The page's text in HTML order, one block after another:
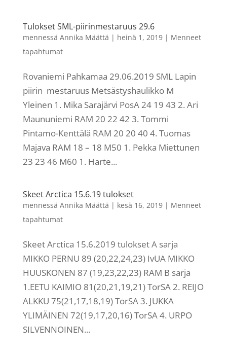
Tulokset SML-piirinmestaruus 29.6
mennessä Annika Määttä | heinä 1, 2019| Menneet
tapahtumat
Rovaniemi Pahkamaa 29.06.2019 SML Lapin
piirin mestaruus Metsästyshaulikko M
Yleinen 1. Mika Sarajärvi PosA 24 19 43 2. Ari
Maununiemi RAM 20 22 42 3. Tommi
Pintamo-Kenttälä RAM 20 20 40 4. Tuomas
Majava RAM 18 – 18 M50 1. Pekka Miettunen
23 23 46 M60 1. Harte...
Skeet Arctica 15.6.19 tulokset
mennessä Annika Määttä | kesä 16, 2019| Menneet
tapahtumat
Skeet Arctica 15.6.2019 tulokset A sarja
MIKKO PERNU 89 (20,22,24,23) IvUA MIKKO
HUUSKONEN 87 (19,23,22,23) RAM B sarja
1.EETU KAIMIO 81(20,21,19,21) TorSA 2. REIJO
ALKKU 75(21,17,18,19) TorSA 3. JUKKA
YLIMÄINEN 72(19,17,20,16) TorSA 4. URPO
SILVENNOINEN...